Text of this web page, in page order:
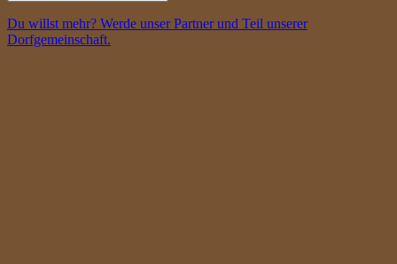
Du willst mehr? Werde unser Partner und Teil unserer
Dorfgemeinschaft.